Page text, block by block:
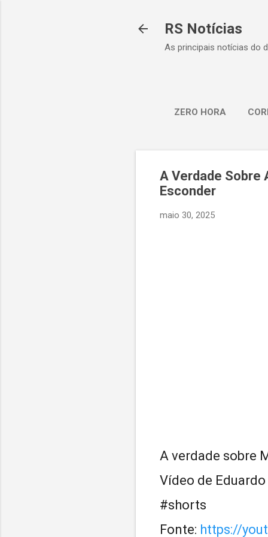
RS Notícias
As principais notícias do
ZERO HORA
A Verdade Sobre
Esconder
maio 30, 2025
A verdade sobre
Vídeo de
#shorts
Fonte: https://